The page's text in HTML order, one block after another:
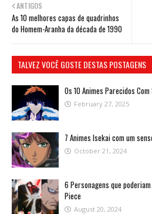
ANTIGOS
As 10 melhores capas de quadrinhos
do Homem-Aranha da década de 1990
TALVEZ VOCÊ GOSTE DESTAS POSTAGENS
Os 10 Animes Parecidos
February 27, 2025
7 Animes Isekai com um
October 21, 2024
6 Personagens que
Piece
August 20, 2024